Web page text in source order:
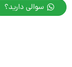
سوالی دارید؟